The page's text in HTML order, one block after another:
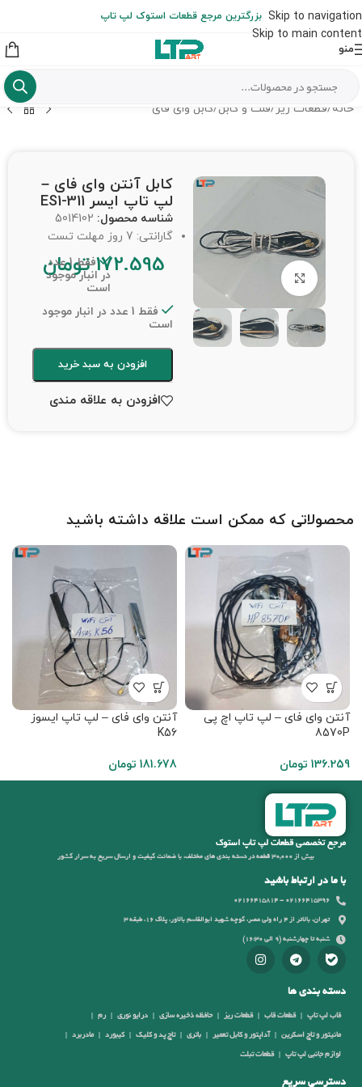
Skip to navigation
Skip to main content
از شهرستان به عهده مشتری است)
بزرگترین مرجع قطعات استوک لپ تاپ
منو
خانه /قطعات ریز /فلت و کابل /کابل وای فای
برای بزرگنمایی کلیک کنید
کابل آنتن وای فای –
لپ تاپ ایسر ES1-311
شناسه محصول: 5014102
گارانتی: 7 روز مهلت تست
172.595 تومان
فقط 1 عدد
در انبار موجود
است
فقط 1 عدد در انبار موجود
است
افزودن به سبد خرید
افزودن به علاقه مندی
محصولاتی که ممکن است علاقه داشته باشید
آنتن وای فای – لپ تاپ اچ پی
8570P
136.259 تومان
آنتن وای فای – لپ تاپ ایسوز
K56
181.678 تومان
مرجع تخصصی قطعات لپ تاپ استوک
بیش از 30,000 قطعه در دسته بندی های مختلف، با ضمانت کیفیت و ارسال سریع به سرار کشور
با ما در ارتباط باشید
02166415396 - 02166415814
تهران، بالاتر از 4 راه ولی عصر، کوچه شهید ابوالقاسم بالاور، پلاک 16، طبقه 3
شنبه تا چهارشنبه (9 الی 16:30)
دسته بندی ها
قاب لپ تاپ قطعات قاب قطعات ریز حافظه ذخیره سازی درایو نوری رم
مانیتور و تاچ اسکرین آداپتور و کابل تعمیر باتری تاچ پد و کلیک کیبورد مادربرد
لوازم جانبی لپ تاپ قطعات تبلت
دسترسی سریع